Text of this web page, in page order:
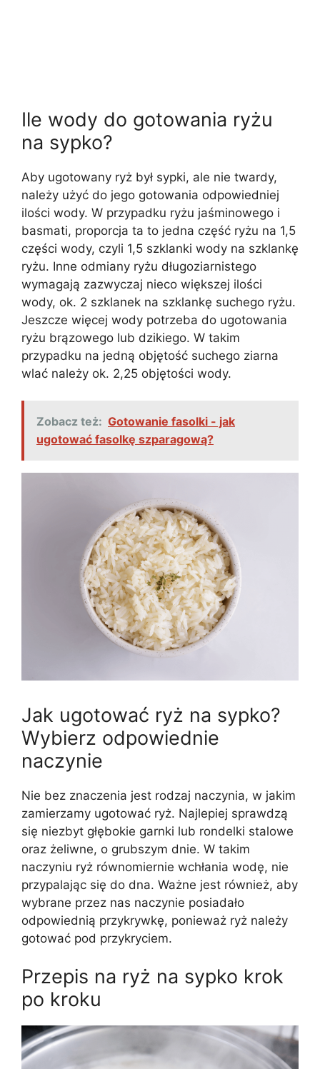
Ile wody do gotowania ryżu
na sypko?
Aby ugotowany ryż był sypki, ale nie twardy,
należy użyć do jego gotowania odpowiedniej
ilości wody. W przypadku ryżu jaśminowego i
basmati, proporcja ta to jedna część ryżu na 1,5
części wody, czyli 1,5 szklanki wody na szklankę
ryżu. Inne odmiany ryżu długoziarnistego
wymagają zazwyczaj nieco większej ilości
wody, ok. 2 szklanek na szklankę suchego ryżu.
Jeszcze więcej wody potrzeba do ugotowania
ryżu brązowego lub dzikiego. W takim
przypadku na jedną objętość suchego ziarna
wlać należy ok. 2,25 objętości wody.
Zobacz też: Gotowanie fasolki - jak
ugotować fasolkę szparagową?
Jak ugotować ryż na sypko?
Wybierz odpowiednie
naczynie
Nie bez znaczenia jest rodzaj naczynia, w jakim
zamierzamy ugotować ryż. Najlepiej sprawdzą
się niezbyt głębokie garnki lub rondelki stalowe
oraz żeliwne, o grubszym dnie. W takim
naczyniu ryż równomiernie wchłania wodę, nie
przypalając się do dna. Ważne jest również, aby
wybrane przez nas naczynie posiadało
odpowiednią przykrywkę, ponieważ ryż należy
gotować pod przykryciem.
Przepis na ryż na sypko krok
po kroku